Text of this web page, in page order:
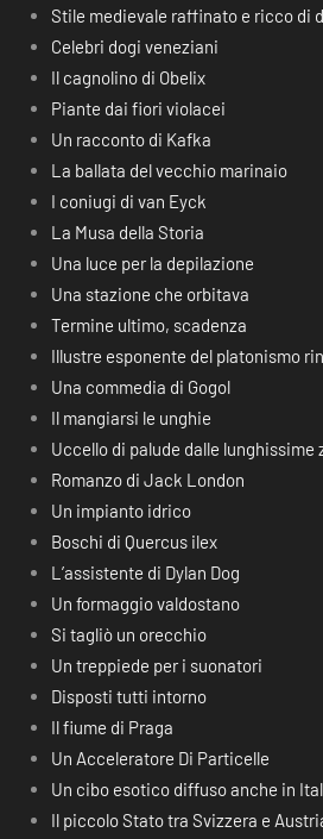
Stile medievale raffinato e ricco di
Celebri dogi veneziani
Il cagnolino di Obelix
Piante dai fiori violacei
Un racconto di Kafka
La ballata del vecchio marinaio
I coniugi di van Eyck
La Musa della Storia
Una luce per la depilazione
Una stazione che orbitava
Termine ultimo, scadenza
Illustre esponente del platonismo
Una commedia di Gogol
Il mangiarsi le unghie
Uccello di palude dalle lunghissime
Romanzo di Jack London
Un impianto idrico
Boschi di Quercus ilex
L’assistente di Dylan Dog
Un formaggio valdostano
Si tagliò un orecchio
Un treppiede per i suonatori
Disposti tutti intorno
Il fiume di Praga
Un Acceleratore Di Particelle
Un cibo esotico diffuso anche in
Il piccolo Stato tra Svizzera e